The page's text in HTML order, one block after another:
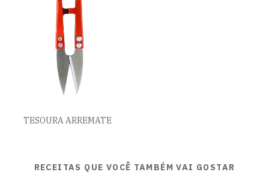
TESOURA ARREMATE
RECEITAS QUE VOCÊ TAMBÉM VAI GOSTAR